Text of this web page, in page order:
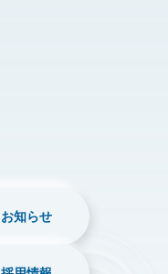
お知らせ